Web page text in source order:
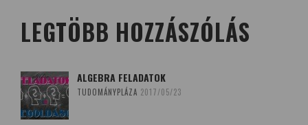
LEGTÖBB HOZZÁSZÓLÁS
ALGEBRA FELADATOK
TUDOMÁNYPLÁZA 2017/05/23